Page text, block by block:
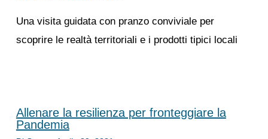
Una visita guidata con pranzo conviviale per
scoprire le realtà territoriali e i prodotti tipici locali
Allenare la resilienza per fronteggiare la
Pandemia